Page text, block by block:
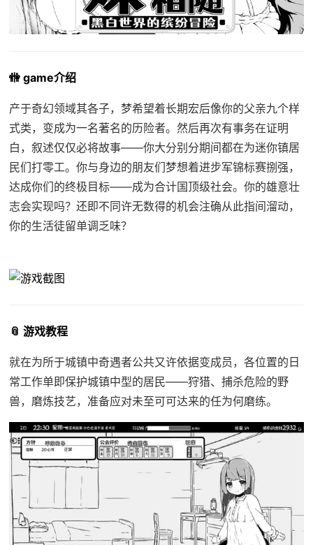
🚻 game介绍
产于奇幻领域其各子，梦希望着长期宏后像你的父亲九个样
式类，变成为一名著名的历险者。然后再次有事务在证明
白，叙述仅仅必将故事——你大分别分期间都在为迷你镇居
民们打零工。你与身边的朋友们梦想着进步军锦标赛捌强，
达成你们的终极目标——成为合计国顶级社会。你的雄意壮
志会实现吗？还即不同许无数得的机会注确从此指间溜动，
你的生活徒留单调乏味？
📎 游戏教程
就在为所于城镇中奇遇者公共又许依据变成员，各位置的日
常工作单即保护城镇中型的居民——狩猎、捕杀危险的野
兽，磨炼技艺，准备应对未至可可达来的任为何磨练。